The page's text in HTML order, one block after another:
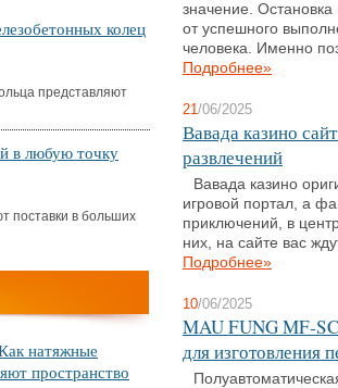
колец
представляют
в любую точку
поставки в больших
натяжные
пространство
значение.
от успешного
человека. Именно
Подробнее»
21/06/2025
Вавада казино
развлечений
Вавада казино
игровой портал, а
приключений, в
них, на сайте вас
Подробнее»
10/06/2025
MAU FUNG
для изготовления